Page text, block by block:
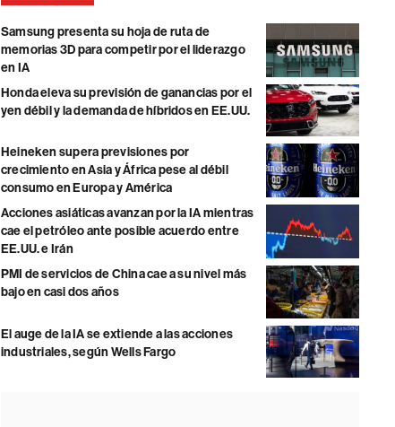
Samsung presenta su hoja de ruta de
memorias 3D para competir por el liderazgo
en IA
Honda eleva su previsión de ganancias por el
yen débil y la demanda de híbridos en EE.UU.
Heineken supera previsiones por
crecimiento en Asia y África pese al débil
consumo en Europa y América
Acciones asiáticas avanzan por la IA mientras
cae el petróleo ante posible acuerdo entre
EE.UU. e Irán
PMI de servicios de China cae a su nivel más
bajo en casi dos años
El auge de la IA se extiende a las acciones
industriales, según Wells Fargo